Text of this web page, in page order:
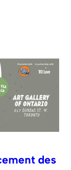
des